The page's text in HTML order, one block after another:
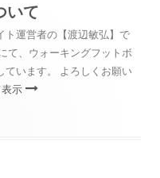
いて
ト運営者の【渡辺敏弘】で
て、ウォーキングフットボ
ています。 よろしくお願い
示